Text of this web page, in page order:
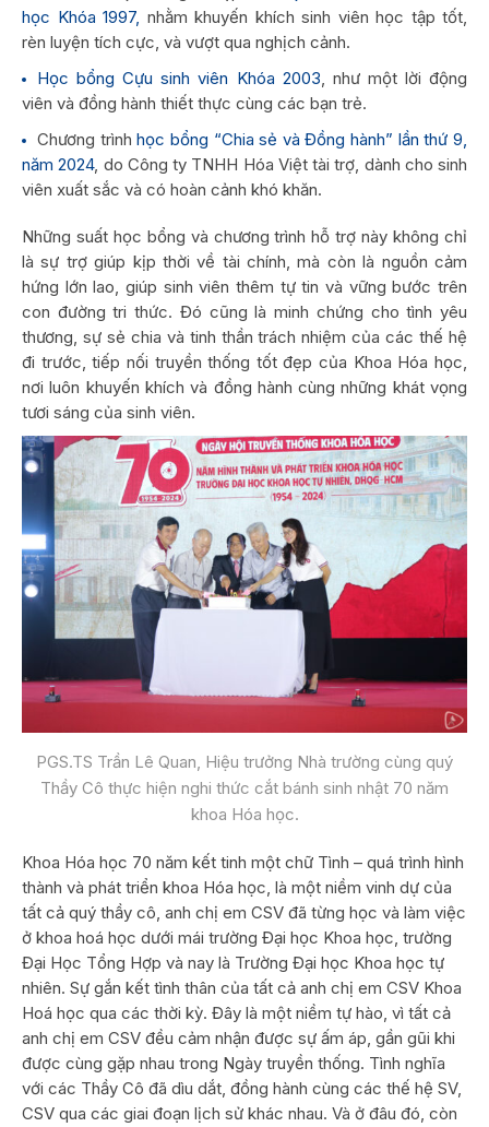
học Khóa 1997, nhằm khuyến khích sinh viên học tập tốt,
rèn luyện tích cực, và vượt qua nghịch cảnh.
Học bổng Cựu sinh viên Khóa 2003, như một lời động
viên và đồng hành thiết thực cùng các bạn trẻ.
Chương trìnhhọc bổng “Chia sẻ và Đồng hành” lần thứ 9,
năm 2024, do Công ty TNHH Hóa Việt tài trợ, dành cho sinh
viên xuất sắc và có hoàn cảnh khó khăn.
Những suất học bổng và chương trình hỗ trợ này không chỉ
là sự trợ giúp kịp thời về tài chính, mà còn là nguồn cảm
hứng lớn lao, giúp sinh viên thêm tự tin và vững bước trên
con đường tri thức. Đó cũng là minh chứng cho tình yêu
thương, sự sẻ chia và tinh thần trách nhiệm của các thế hệ
đi trước, tiếp nối truyền thống tốt đẹp của Khoa Hóa học,
nơi luôn khuyến khích và đồng hành cùng những khát vọng
tươi sáng của sinh viên.
PGS.TS Trần Lê Quan, Hiệu trưởng Nhà trường cùng quý
Thầy Cô thực hiện nghi thức cắt bánh sinh nhật 70 năm
khoa Hóa học.
Khoa Hóa học 70 năm kết tinh một chữ Tình – quá trình hình
thành và phát triển khoa Hóa học, là một niềm vinh dự của
tất cả quý thầy cô, anh chị em CSV đã từng học và làm việc
ở khoa hoá học dưới mái trường Đại học Khoa học, trường
Đại Học Tổng Hợp và nay là Trường Đại học Khoa học tự
nhiên. Sự gắn kết tình thân của tất cả anh chị em CSV Khoa
Hoá học qua các thời kỳ. Đây là một niềm tự hào, vì tất cả
anh chị em CSV đều cảm nhận được sự ấm áp, gần gũi khi
được cùng gặp nhau trong Ngày truyền thống. Tình nghĩa
với các Thầy Cô đã dìu dắt, đồng hành cùng các thế hệ SV,
CSV qua các giai đoạn lịch sử khác nhau. Và ở đâu đó, còn